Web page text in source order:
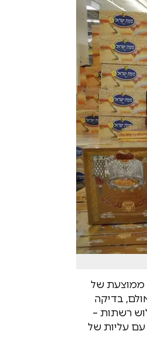
לגרור התייקרות ממוצעת של
בדיקה
רשתות –
עם עליות של